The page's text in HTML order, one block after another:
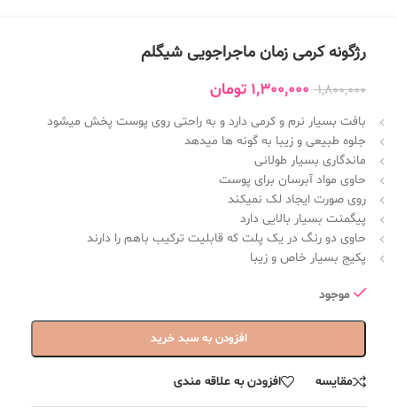
رژگونه کرمی زمان ماجراجویی شیگلم
1,800,000
1,300,000 تومان
بافت بسیار نرم و کرمی دارد و به راحتی روی پوست پخش میشود
جلوه طبیعی و زیبا به گونه ها میدهد
ماندگاری بسیار طولانی
حاوی مواد آبرسان برای پوست
روی صورت ایجاد لک نمیکند
پیگمنت بسیار بالایی دارد
حاوی دو رنگ در یک پلت که قابلیت ترکیب باهم را دارند
پکیج بسیار خاص و زیبا
موجود
افزودن به سبد خرید
مقایسه افزودن به علاقه مندی